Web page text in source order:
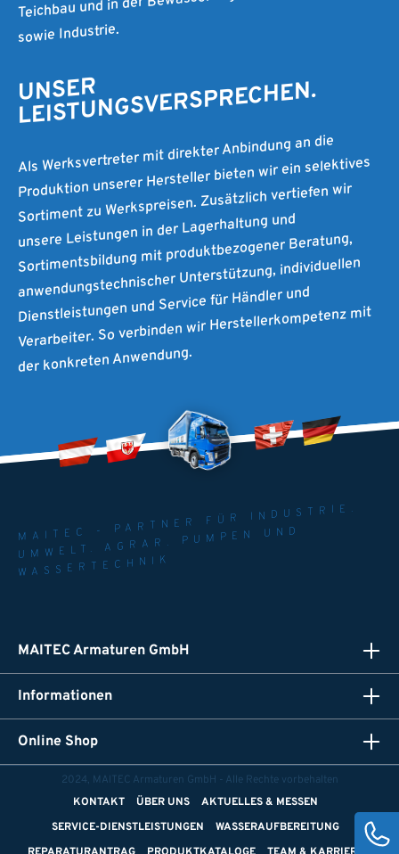
sowie Industrie.
UNSER
LEISTUNGSVERSPRECHEN.
Als Werksvertreter mit direkter Anbindung an die
Produktion unserer Hersteller bieten wir ein selektives
Sortiment zu Werkspreisen. Zusätzlich vertiefen wir
unsere Leistungen in der Lagerhaltung und
Sortimentsbildung mit produktbezogener Beratung,
anwendungstechnischer Unterstützung, individuellen
Dienstleistungen und Service für Händler und
Verarbeiter. So verbinden wir Herstellerkompetenz mit
der konkreten Anwendung.
MAITEC - PARTNER FÜR INDUSTRIE.
UMWELT. AGRAR. PUMPEN UND
WASSERTECHNIK
MAITEC Armaturen GmbH
Informationen
Online Shop
2024, MAITEC Armaturen GmbH - Alle Rechte vorbehalten
KONTAKT
ÜBER UNS
AKTUELLES & MESSEN
SERVICE-DIENSTLEISTUNGEN
WASSERAUFBEREITUNG